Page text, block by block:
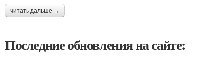
читать дальше →
Последние обновления на сайте: